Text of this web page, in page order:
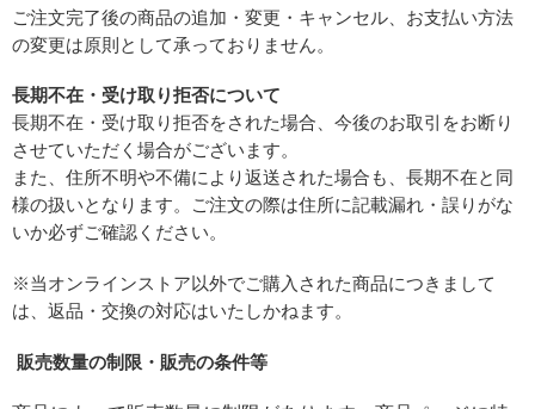
ご注文完了後の商品の追加・変更・キャンセル、お支払い方法
の変更は原則として承っておりません。
長期不在・受け取り拒否について
長期不在・受け取り拒否をされた場合、今後のお取引をお断り
させていただく場合がございます。
また、住所不明や不備により返送された場合も、長期不在と同
様の扱いとなります。ご注文の際は住所に記載漏れ・誤りがな
いか必ずご確認ください。
※当オンラインストア以外でご購入された商品につきまして
は、返品・交換の対応はいたしかねます。
販売数量の制限・販売の条件等